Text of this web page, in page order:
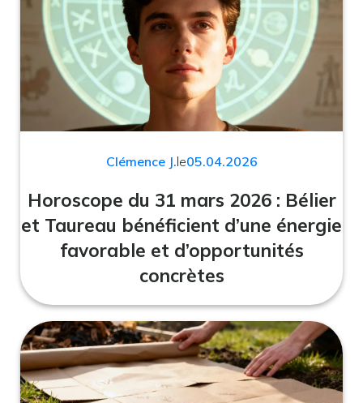
Clémence J.le05.04.2026
Horoscope du 31 mars 2026 : Bélier
et Taureau bénéficient d’une énergie
favorable et d’opportunités
concrètes